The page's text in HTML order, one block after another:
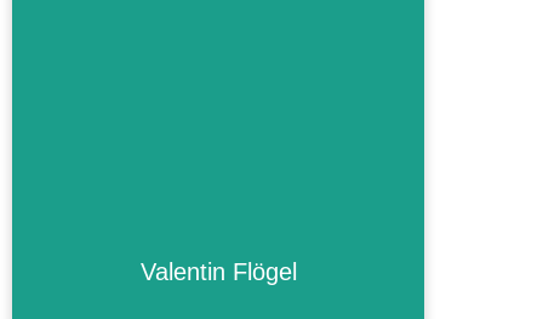
Valentin Flögel
Mehr Informationen